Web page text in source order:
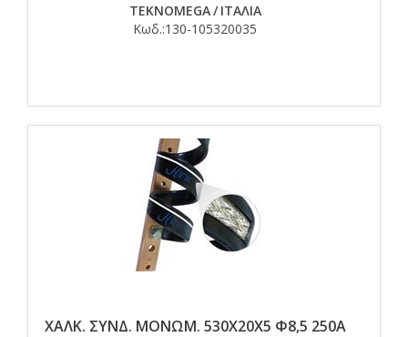
TEKNOMEGA/ ΙΤΑΛΙΑ
Κωδ.:130-105320035
ΧΑΛΚ. ΣΥΝΔ. ΜΟΝΩΜ. 530Χ20Χ5 Φ8,5 250Α